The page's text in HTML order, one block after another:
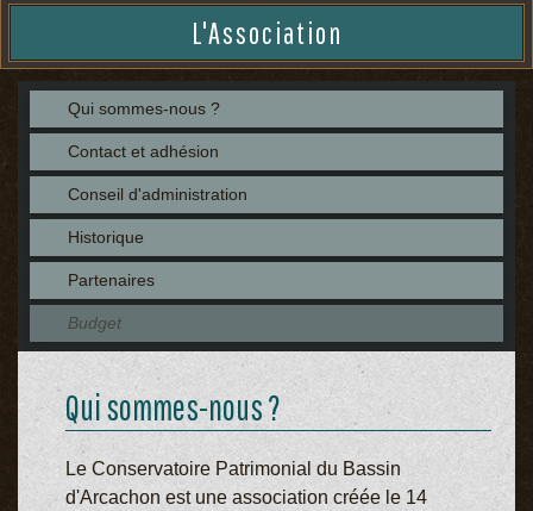
L'Association
Qui sommes-nous ?
Contact et adhésion
Conseil d'administration
Historique
Partenaires
Budget
Qui sommes-nous ?
Le Conservatoire Patrimonial du Bassin
d'Arcachon est une association créée le 14